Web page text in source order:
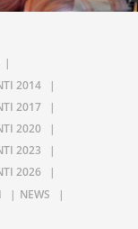
2014
2017
2020
2023
2026
NEWS